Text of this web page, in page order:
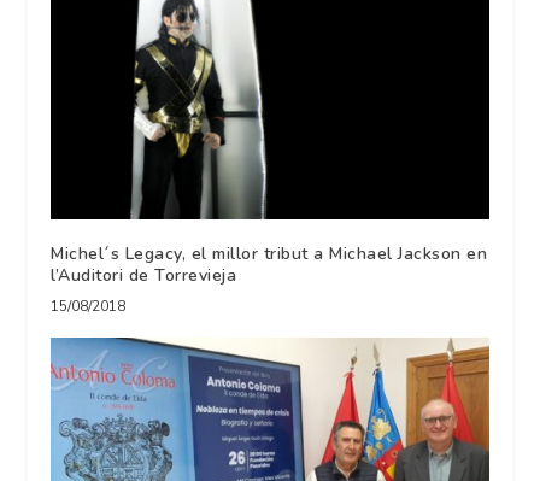
Michel´s Legacy, el millor tribut a Michael Jackson en
l’Auditori de Torrevieja
15/08/2018